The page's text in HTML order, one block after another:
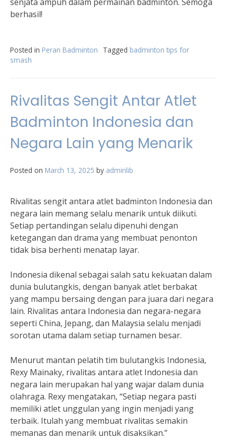
berhasil!
Posted in Peran Badminton Tagged badminton tips for
smash
Rivalitas Sengit Antar Atlet
Badminton Indonesia dan
Negara Lain yang Menarik
Posted on March 13, 2025 by adminlib
Rivalitas sengit antara atlet badminton Indonesia dan
negara lain memang selalu menarik untuk diikuti.
Setiap pertandingan selalu dipenuhi dengan
ketegangan dan drama yang membuat penonton
tidak bisa berhenti menatap layar.
Indonesia dikenal sebagai salah satu kekuatan dalam
dunia bulutangkis, dengan banyak atlet berbakat
yang mampu bersaing dengan para juara dari negara
lain. Rivalitas antara Indonesia dan negara-negara
seperti China, Jepang, dan Malaysia selalu menjadi
sorotan utama dalam setiap turnamen besar.
Menurut mantan pelatih tim bulutangkis Indonesia,
Rexy Mainaky, rivalitas antara atlet Indonesia dan
negara lain merupakan hal yang wajar dalam dunia
olahraga. Rexy mengatakan, “Setiap negara pasti
memiliki atlet unggulan yang ingin menjadi yang
terbaik. Itulah yang membuat rivalitas semakin
memanas dan menarik untuk disaksikan.”